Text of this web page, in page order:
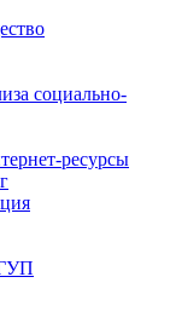
социально-
ресурсы